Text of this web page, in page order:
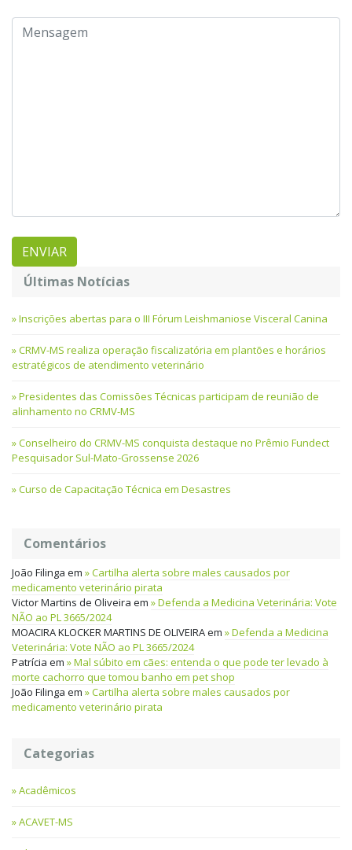
Últimas Notícias
Inscrições abertas para o III Fórum Leishmaniose Visceral Canina
CRMV-MS realiza operação fiscalizatória em plantões e horários
estratégicos de atendimento veterinário
Presidentes das Comissões Técnicas participam de reunião de
alinhamento no CRMV-MS
Conselheiro do CRMV-MS conquista destaque no Prêmio Fundect
Pesquisador Sul-Mato-Grossense 2026
Curso de Capacitação Técnica em Desastres
Comentários
João Filinga em
Cartilha alerta sobre males causados por
medicamento veterinário pirata
Victor Martins de Oliveira em
Defenda a Medicina Veterinária: Vote
NÃO ao PL 3665/2024
MOACIRA KLOCKER MARTINS DE OLIVEIRAem
Defenda a Medicina
Veterinária: Vote NÃO ao PL 3665/2024
Patrícia em
Mal súbito em cães: entenda o que pode ter levado à
morte cachorro que tomou banho em pet shop
João Filinga em
Cartilha alerta sobre males causados por
medicamento veterinário pirata
Categorias
Acadêmicos
ACAVET-MS